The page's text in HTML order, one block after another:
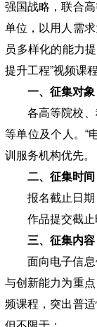
强国战略，联合
单位，以用人需
员多样化的能力
提升工程”视频课
一、征集对象
各高等院校
等单位及个人。“
训服务机构优先。
二、征集时间
报名截止日
作品提交截
三、征集内容
面向电子信
与创新能力为重
频课程，突出普